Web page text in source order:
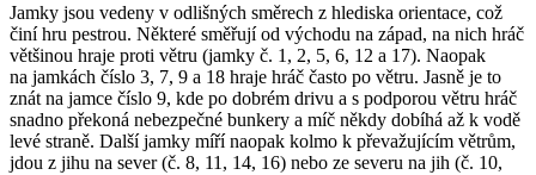
Jamky jsou vedeny v odlišných směrech z hlediska orientace, což
činí hru pestrou. Některé směřují od východu na západ, na nich hráč
většinou hraje proti větru (jamky č. 1, 2, 5, 6, 12 a 17). Naopak
na jamkách číslo 3, 7, 9 a 18 hraje hráč často po větru. Jasně je to
znát na jamce číslo 9, kde po dobrém drivu a s podporou větru hráč
snadno překoná nebezpečné bunkery a míč někdy dobíhá až k vodě
levé straně. Další jamky míří naopak kolmo k převažujícím větrům,
jdou z jihu na sever (č. 8, 11, 14, 16) nebo ze severu na jih (č. 10,